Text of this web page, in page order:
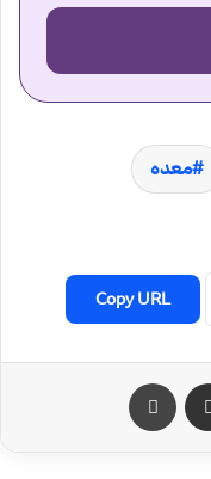
معده
Copy URL